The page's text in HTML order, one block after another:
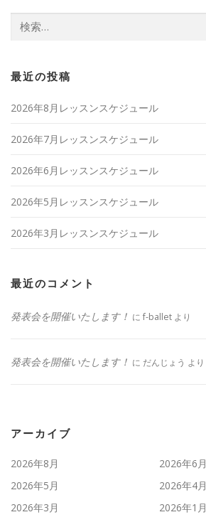
検索:
最近の投稿
2026年8月レッスンスケジュール
2026年7月レッスンスケジュール
2026年6月レッスンスケジュール
2026年5月レッスンスケジュール
2026年3月レッスンスケジュール
最近のコメント
発表会を開催いたします！ に f-ballet より
発表会を開催いたします！ に だんじょう より
アーカイブ
2026年8月
2026年6月
2026年5月
2026年4月
2026年3月
2026年1月